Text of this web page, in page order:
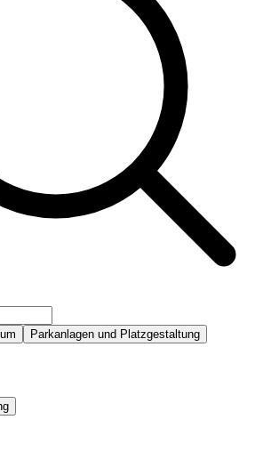
Parkanlagen und Platzgestaltung